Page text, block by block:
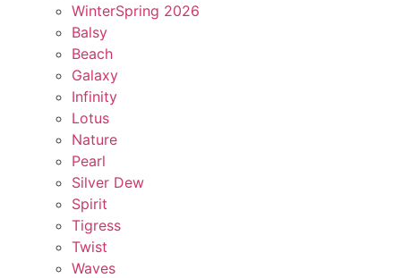
WinterSpring 2026
Balsy
Beach
Galaxy
Infinity
Lotus
Nature
Pearl
Silver Dew
Spirit
Tigress
Twist
Waves